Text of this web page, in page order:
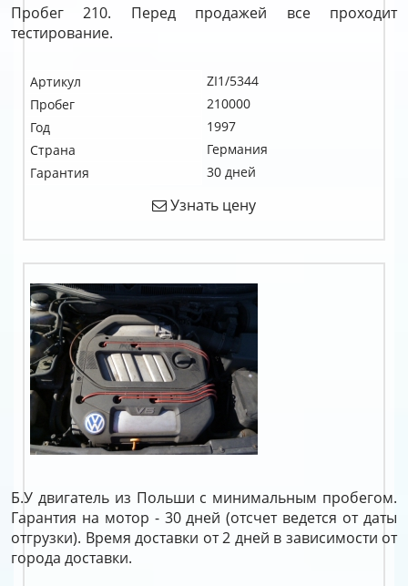
Пробег 210. Перед продажей все проходит
тестирование.
Артикул
ZI1/5344
Пробег
210000
Год
1997
Страна
Германия
Гарантия
30 дней
Узнать цену
Б.У двигатель из Польши с минимальным пробегом.
Гарантия на мотор - 30 дней (отсчет ведется от даты
отгрузки). Время доставки от 2 дней в зависимости от
города доставки.